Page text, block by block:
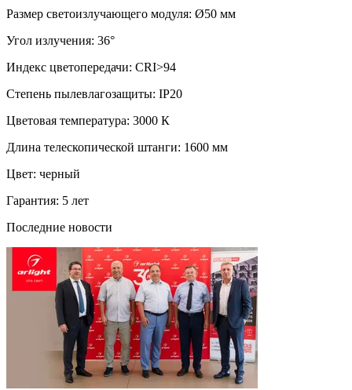
Размер светоизлучающего модуля: Ø50 мм
Угол излучения: 36°
Индекс цветопередачи: CRI>94
Степень пылевлагозащиты: IP20
Цветовая температура: 3000 К
Длина телескопической штанги: 1600 мм
Цвет: черный
Гарантия: 5 лет
Последние новости